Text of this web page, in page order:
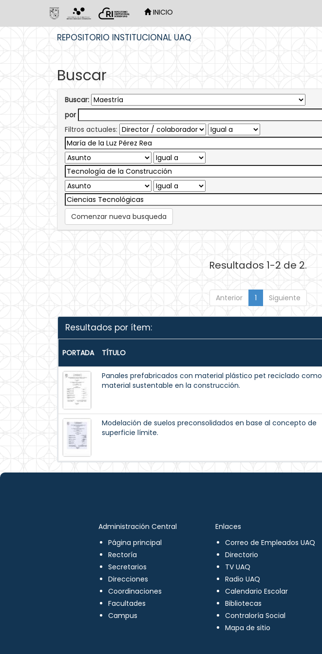
INICIO
REPOSITORIO INSTITUCIONAL UAQ
Buscar
Buscar:
por
Filtros actuales:
Comenzar nueva busqueda
Resultados 1-2 de 2.
Anterior 1 Siguiente
Resultados por ítem:
PORTADA TÍTULO
Panales prefabricados con material plástico pet reciclado como
material sustentable en la construcción.
Modelación de suelos preconsolidados en base al concepto de
superficie límite.
Administración Central
Página principal
Rectoría
Secretarios
Direcciones
Coordinaciones
Facultades
Campus
Enlaces
Correo de Empleados UAQ
Directorio
TV UAQ
Radio UAQ
Calendario Escolar
Bibliotecas
Contraloría Social
Mapa de sitio